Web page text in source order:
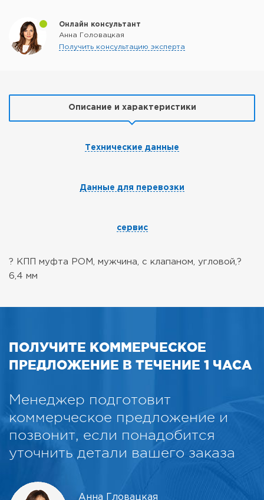
Онлайн консультант
Анна Головацкая
Получить консультацию эксперта
Описание и характеристики
Технические данные
Данные для перевозки
сервис
? КПП муфта POM, мужчина, с клапаном, угловой,?
6,4 мм
ПОЛУЧИТЕ КОММЕРЧЕСКОЕ
ПРЕДЛОЖЕНИЕ В ТЕЧЕНИЕ 1 ЧАСА
Менеджер подготовит
коммерческое предложение и
позвонит, если понадобится
уточнить детали вашего заказа
Анна Гловацкая